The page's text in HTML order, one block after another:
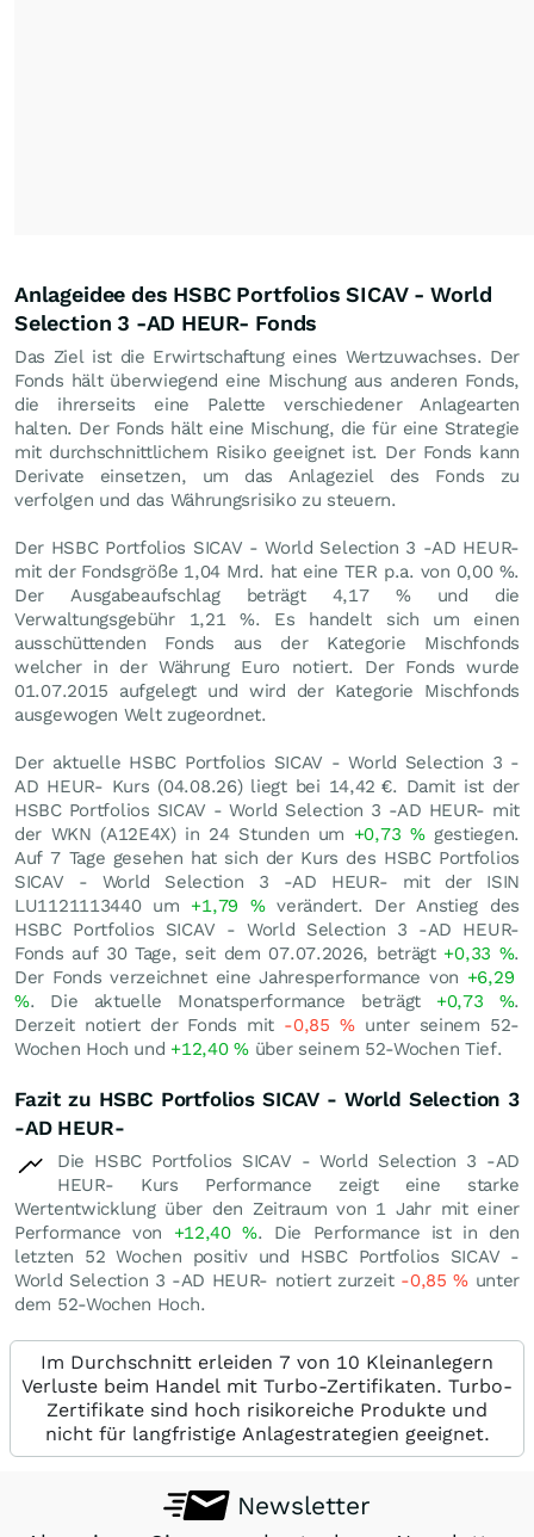
Anlageidee des HSBC Portfolios SICAV - World
Selection 3 -AD HEUR- Fonds
Das Ziel ist die Erwirtschaftung eines Wertzuwachses. Der
Fonds hält überwiegend eine Mischung aus anderen Fonds,
die ihrerseits eine Palette verschiedener Anlagearten
halten. Der Fonds hält eine Mischung, die für eine Strategie
mit durchschnittlichem Risiko geeignet ist. Der Fonds kann
Derivate einsetzen, um das Anlageziel des Fonds zu
verfolgen und das Währungsrisiko zu steuern.
Der HSBC Portfolios SICAV - World Selection 3 -AD HEUR-
mit der Fondsgröße 1,04 Mrd. hat eine TER p.a. von 0,00 %.
Der Ausgabeaufschlag beträgt 4,17 % und die
Verwaltungsgebühr 1,21 %. Es handelt sich um einen
ausschüttenden Fonds aus der Kategorie Mischfonds
welcher in der Währung Euro notiert. Der Fonds wurde
01.07.2015 aufgelegt und wird der Kategorie Mischfonds
ausgewogen Welt zugeordnet.
Der aktuelle HSBC Portfolios SICAV - World Selection 3 -
AD HEUR- Kurs (04.08.26) liegt bei 14,42 €. Damit ist der
HSBC Portfolios SICAV - World Selection 3 -AD HEUR- mit
der WKN (A12E4X) in 24 Stunden um +0,73 %gestiegen.
Auf 7 Tage gesehen hat sich der Kurs des HSBC Portfolios
SICAV - World Selection 3 -AD HEUR- mit der ISIN
LU1121113440 um +1,79 %verändert. Der Anstieg des
HSBC Portfolios SICAV - World Selection 3 -AD HEUR-
Fonds auf 30 Tage, seit dem 07.07.2026, beträgt +0,33 %.
Der Fonds verzeichnet eine Jahresperformance von +6,29
%. Die aktuelle Monatsperformance beträgt +0,73 %.
Derzeit notiert der Fonds mit -0,85 %unter seinem 52-
Wochen Hoch und +12,40%über seinem 52-Wochen Tief.
Fazit zu HSBC Portfolios SICAV - World Selection 3
-AD HEUR-
Die HSBC Portfolios SICAV - World Selection 3 -AD
HEUR- Kurs Performance zeigt eine starke
Wertentwicklung über den Zeitraum von 1 Jahr mit einer
Performance von +12,40%. Die Performance ist in den
letzten 52 Wochen positiv und HSBC Portfolios SICAV -
World Selection 3 -AD HEUR- notiert zurzeit -0,85% unter
dem 52-Wochen Hoch.
Im Durchschnitt erleiden 7 von 10 Kleinanlegern
Verluste beim Handel mit Turbo-Zertifikaten. Turbo-
Zertifikate sind hoch risikoreiche Produkte und
nicht für langfristige Anlagestrategien geeignet.
Newsletter